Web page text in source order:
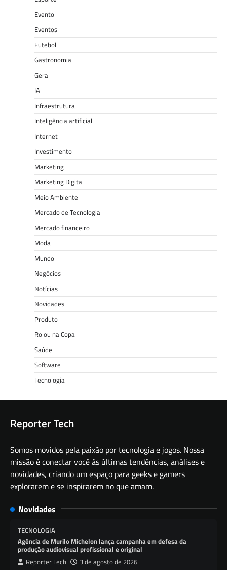
Evento
Eventos
Futebol
Gastronomia
Geral
IA
Infraestrutura
Inteligência artificial
Internet
Investimento
Marketing
Marketing Digital
Meio Ambiente
Mercado de Tecnologia
Mercado financeiro
Moda
Mundo
Negócios
Notícias
Novidades
Produto
Rolou na Copa
Saúde
Software
Tecnologia
Reporter Tech
Somos movidos pela paixão por tecnologia e jogos. Nossa
missão é conectar você às últimas tendências, análises e
novidades, criando um espaço para geeks e gamers
explorarem e se inspirarem no que amam.
Novidades
TECNOLOGIA
Agência de Murilo Michelon lança campanha em defesa da
produção audiovisual profissional e original
Reporter Tech 3 de agosto de 2026